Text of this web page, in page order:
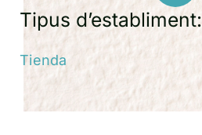
Tipus d’establiment:
Tienda